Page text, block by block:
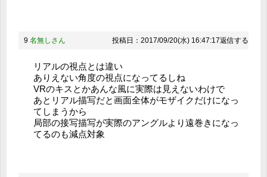
9 名無しさん 投稿日：2017/09/20(水) 16:47:17返信する
リアルの視点とは違い
ありえない角度の視点になってるしね
VRのキスとかあんな風に実際は見えないわけで
あとリアル描写だと画面全体がモザイクだけになっ
てしまうから
局部の接写描写が実際のアングルより遠巻きになっ
てるのも減点対象